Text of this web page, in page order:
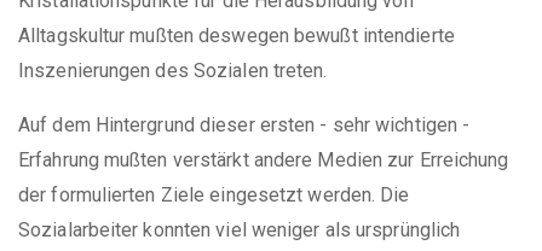
Alltagskultur mußten deswegen bewußt intendierte
Inszenierungen des Sozialen treten.
Auf dem Hintergrund dieser ersten - sehr wichtigen -
Erfahrung mußten verstärkt andere Medien zur Erreichung
der formulierten Ziele eingesetzt werden. Die
Sozialarbeiter konnten viel weniger als ursprünglich